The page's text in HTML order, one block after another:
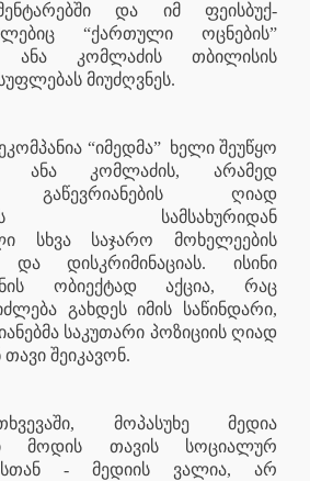
და იმ ფეისბუქ-
“ქართული ოცნების”
ანა კომლაძის თბილისის
მიუძღვნეს.
“იმედმა” ხელი შეუწყო
კომლაძის, არამედ
გაწევრიანების ღიად
სამსახურიდან
სხვა საჯარო მოხელეების
და დისკრიმინაციას. ისინი
ობიექტად აქცია, რაც
გახდეს იმის საწინდარი,
საკუთარი პოზიციის ღიად
შეიკავონ.
მოპასუხე მედია
მოდის თავის სოციალურ
- მედიის ვალია, არ